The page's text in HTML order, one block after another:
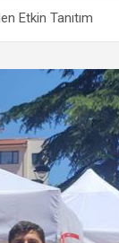
Etkin Tanıtım